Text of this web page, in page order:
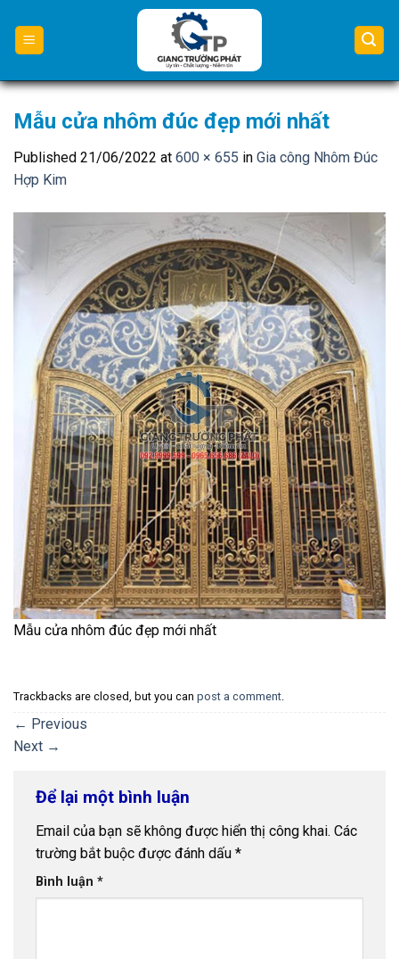
content
Mẫu cửa nhôm đúc đẹp mới nhất
Published 21/06/2022 at 600 × 655 in Gia công Nhôm Đúc
Hợp Kim
Mẫu cửa nhôm đúc đẹp mới nhất
Trackbacks are closed, but you can post a comment
← Previous
Next →
Để lại một bình luận
Email của bạn sẽ không được hiển thị công khai. Các
trường bắt buộc được đánh dấu *
Bình luận *